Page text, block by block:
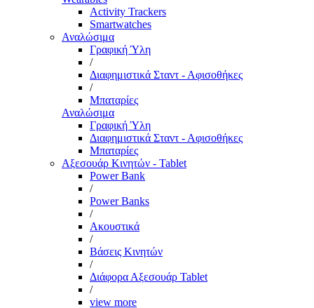
Activity Trackers
Smartwatches
Αναλώσιμα
Γραφική Ύλη
/
Διαφημιστικά Σταντ - Αφισοθήκες
/
Μπαταρίες
Αναλώσιμα
Γραφική Ύλη
Διαφημιστικά Σταντ - Αφισοθήκες
Μπαταρίες
Αξεσουάρ Κινητών - Tablet
Power Bank
/
Power Banks
/
Ακουστικά
/
Βάσεις Κινητών
/
Διάφορα Αξεσουάρ Tablet
/
view more